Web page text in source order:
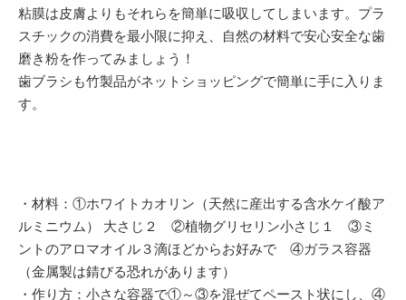
粘膜は皮膚よりもそれらを簡単に吸収してしまいます。プラ
スチックの消費を最小限に抑え、自然の材料で安心安全な歯
磨き粉を作ってみましょう！
歯ブラシも竹製品がネットショッピングで簡単に手に入りま
す。
・材料：①ホワイトカオリン（天然に産出する含水ケイ酸ア
ルミニウム） 大さじ２ ②植物グリセリン小さじ１ ③ミ
ントのアロマオイル３滴ほどからお好みで ④ガラス容器
（金属製は錆びる恐れがあります）
・作り方：小さな容器で①～③を混ぜてペースト状にし、④